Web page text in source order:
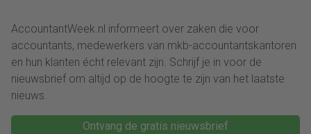
AccountantWeek.nl informeert over zaken die voor
accountants, medewerkers van mkb-accountantskantoren
en hun klanten écht relevant zijn. Schrijf je in voor de
nieuwsbrief om altijd op de hoogte te zijn van het laatste
nieuws.
Ontvang de gratis nieuwsbrief